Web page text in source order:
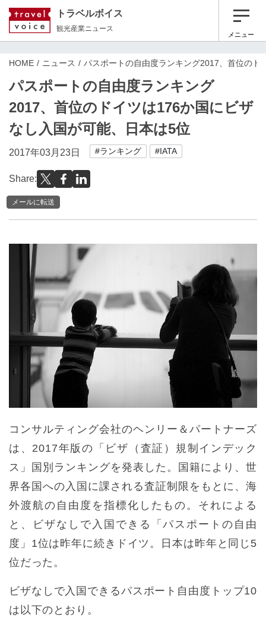
トラベルボイス
観光産業ニュース
メニュー
HOME ニュース パスポートの自由度ランキング2017、首位の
パスポートの自由度ランキング
2017、首位のドイツは176か国にビザ
なし入国が可能、日本は5位
2017年03月23日 #ランキング #IATA
Share:
メールに転送
コンサルティング会社のヘンリー＆パートナーズ
は、2017年版の「ビザ（査証）規制インデック
ス」国別ランキングを発表した。国籍により、世
界各国への入国に課される査証制限をもとに、海
外渡航の自由度を指標化したもの。それによる
と、ビザなしで入国できる「パスポートの自由
度」1位は昨年に続きドイツ。日本は昨年と同じ5
位だった。
ビザなしで入国できるパスポート自由度トップ10
は以下のとおり。